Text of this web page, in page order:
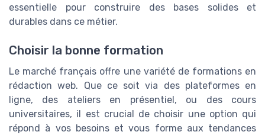
essentielle pour construire des bases solides et
durables dans ce métier.
Choisir la bonne formation
Le marché français offre une variété de formations en
rédaction web. Que ce soit via des plateformes en
ligne, des ateliers en présentiel, ou des cours
universitaires, il est crucial de choisir une option qui
répond à vos besoins et vous forme aux tendances